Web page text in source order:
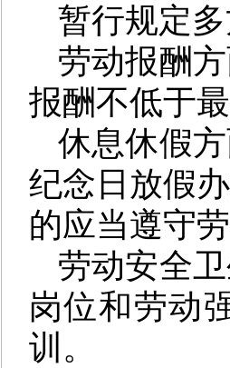
暂行规定
劳动报酬
报酬不低于
休息休假
纪念日放假
的应当遵守
劳动安全
岗位和劳动
训。